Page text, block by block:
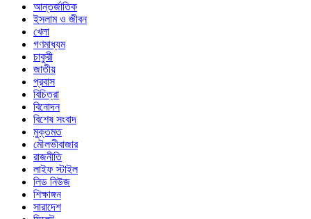
আন্তর্জাতিক
ইসলাম ও জীবন
খেলা
গণমাধ্যম
চাকুরী
জাতীয়
প্রবাস
বিচিত্রা
বিনোদন
বিশেষ সংবাদ
মুক্তমত
মৌলভীবাজার
রাজনীতি
লাইফ স্টাইল
লিড নিউজ
শিক্ষাঙ্গন
সারাদেশ